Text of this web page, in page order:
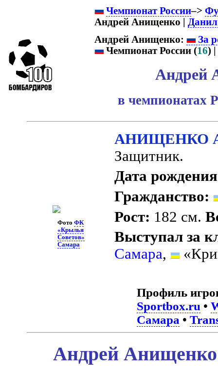
Чемпионат России–>
Андрей Анищенко |
Андрей Анищенко:
За
Чемпионат России (16) |
Андрей
в чемпионатах
Фото ФК
«Крылья
Советов»
Самара
АНИЩЕНКО
Защитник.
Дата
Гражданство:
Рост: 182 см.
Выступал за
Самара,
Профиль
Sportbox.ru •
Самара •
Андрей Анищенко